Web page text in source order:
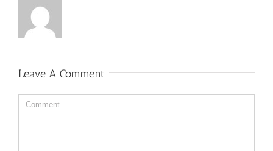
Leave A Comment
Comment